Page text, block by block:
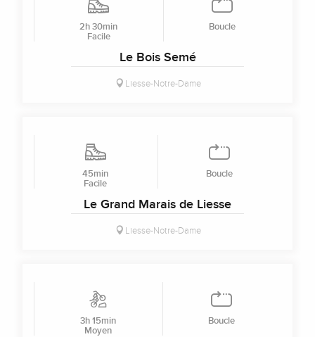
2h 30min
Facile
Boucle
Le Bois Semé
Liesse-Notre-Dame
45min
Facile
Boucle
Le Grand Marais de Liesse
Liesse-Notre-Dame
3h 15min
Moyen
Boucle